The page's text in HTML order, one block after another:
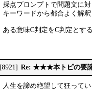
採点プロンプトで問題文に
キーワードから都合よく解
ある意味C判定をC判定とす
[8921] Re: ★★★本トピの要諦
人生を諦め絶望して狂って